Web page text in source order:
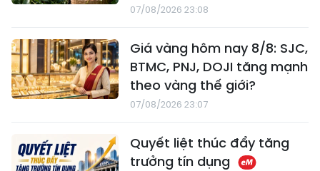
07/08/2026 23:08
Giá vàng hôm nay 8/8: SJC,
BTMC, PNJ, DOJI tăng mạnh
theo vàng thế giới?
07/08/2026 23:07
Quyết liệt thúc đẩy tăng
trưởng tín dụng